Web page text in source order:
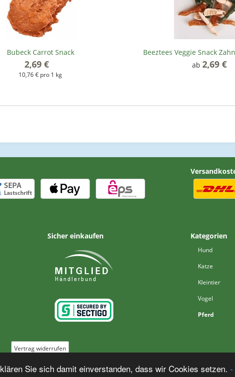
Sie sich damit einverstanden, dass wir Cookies setzen. -
Bubeck Carrot Snack
2,69 €
10,76 € pro 1 kg
Beeztees Veggie Snack
ab 2,69 €
Sicher einkaufen Kategorien
Hund
Katze
Kleintier
Vogel
Pferd
Vertrag widerrufen
inkl. MwSt., zzgl. ggf.Versand